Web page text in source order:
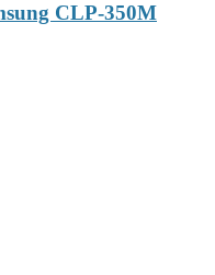
CLP-350M